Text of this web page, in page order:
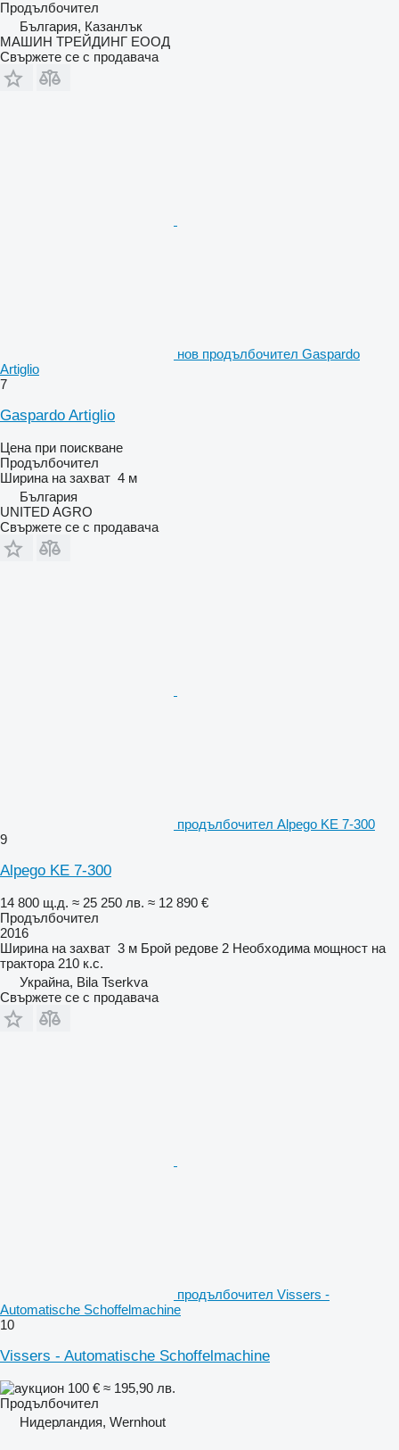
Продълбочител
България, Казанлък
МАШИН ТРЕЙДИНГ ЕООД
Свържете се с продавача
нов продълбочител Gaspardo
Artiglio
7
Gaspardo Artiglio
Цена при поискване
Продълбочител
Ширина на захват 4 м
България
UNITED AGRO
Свържете се с продавача
продълбочител Alpego KE 7-300
9
Alpego KE 7-300
14 800 щ.д. ≈ 25 250 лв. ≈ 12 890 €
Продълбочител
2016
Ширина на захват 3 м Брой редове 2 Необходима мощност на
трактора 210 к.с.
Украйна, Bila Tserkva
Свържете се с продавача
продълбочител Vissers -
Automatische Schoffelmachine
10
Vissers - Automatische Schoffelmachine
100 € ≈ 195,90 лв.
Продълбочител
Нидерландия, Wernhout